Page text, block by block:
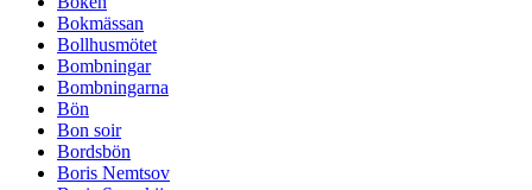
Bokmässan
Bollhusmötet
Bombningar
Bombningarna
Bön
Bon soir
Bordsbön
Boris Nemtsov